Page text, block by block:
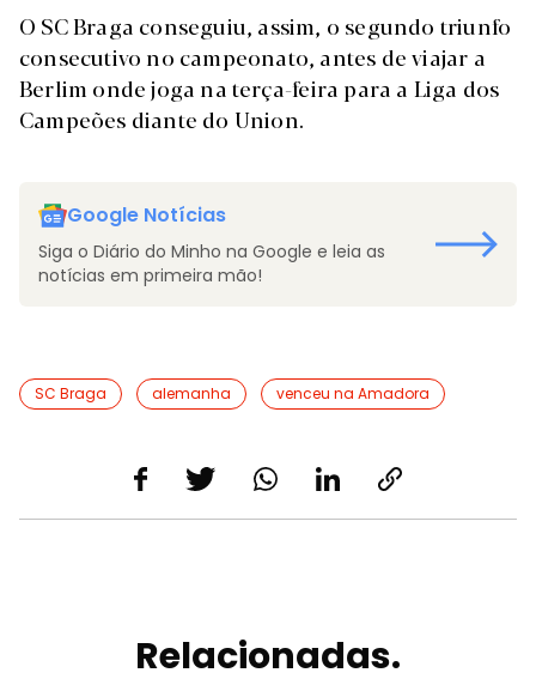
O SC Braga conseguiu, assim, o segundo triunfo
consecutivo no campeonato, antes de viajar a
Berlim onde joga na terça-feira para a Liga dos
Campeões diante do Union.
Google Notícias
Siga o Diário do Minho na Google e leia as
notícias em primeira mão!
SC Braga alemanha venceu na Amadora
Relacionadas.